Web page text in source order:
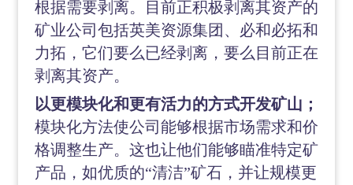
根据需要剥离。目前正积极剥离其资产的
矿业公司包括英美资源集团、必和必拓和
力拓，它们要么已经剥离，要么目前正在
剥离其资产。
以更模块化和更有活力的方式开发矿山；
模块化方法使公司能够根据市场需求和价
格调整生产。这也让他们能够瞄准特定矿
产品，如优质的“清洁”矿石，并让规模更